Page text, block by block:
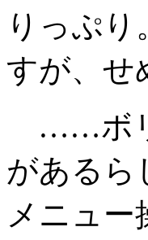
りっぷ
すが、せ
……ボリ
があるら
メニュ